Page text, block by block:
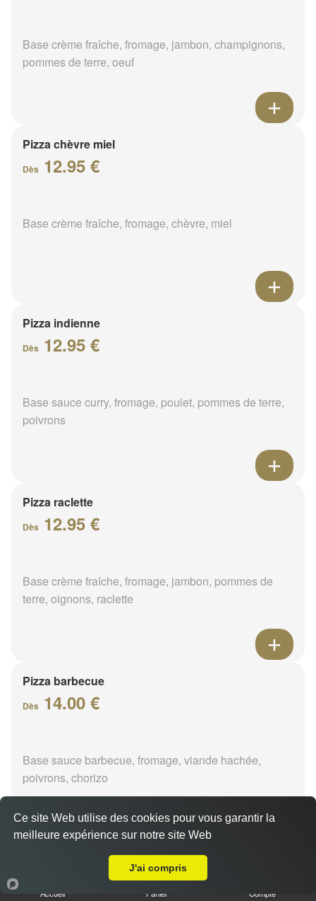
Base crème fraîche, fromage, jambon, champignons,
pommes de terre, oeuf
Pizza chèvre miel
Dès 12.95 €
Base crème fraîche, fromage, chèvre, miel
Pizza indienne
Dès 12.95 €
Base sauce curry, fromage, poulet, pommes de terre,
poivrons
Pizza raclette
Dès 12.95 €
Base crème fraîche, fromage, jambon, pommes de
terre, oignons, raclette
Pizza barbecue
Dès 14.00 €
Base sauce barbecue, fromage, viande hachée,
poivrons, chorizo
Accueil Panier Compte
Ce site Web utilise des cookies pour vous garantir la
meilleure expérience sur notre site Web
J'ai compris